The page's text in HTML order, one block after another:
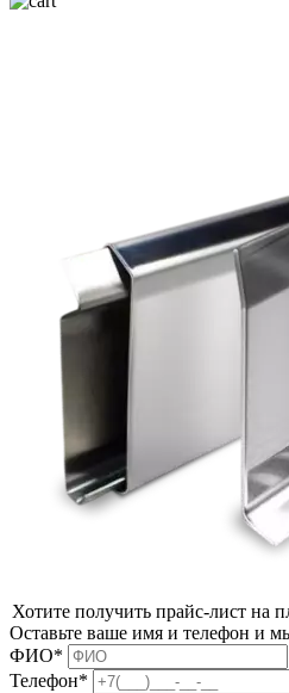
Хотите получить прайс-лист на
Оставьте ваше имя и телефон и
ФИО*
Телефон*